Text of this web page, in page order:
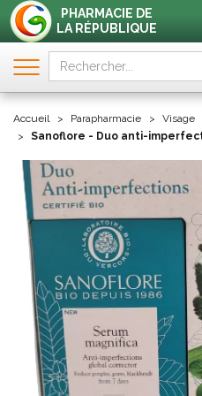
PHARMACIE DE
LA RÉPUBLIQUE
Accueil Parapharmacie Visage
Sanoflore - Duo anti-